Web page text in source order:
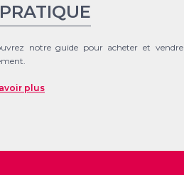
notre guide pour acheter et vendre
plus